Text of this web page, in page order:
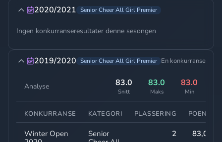
2020/2021 Senior Cheer All Girl Premier
Ingen konkurranseresultater denne sesongen
2019/2020 Senior Cheer All Girl Premier En konkurranse
Analyse 83.0
Snitt
83.0
Maks
83.0
Min
KONKURRANSE KATEGORI PLASSERING POENG
Winter Open
Senior
2 83,00